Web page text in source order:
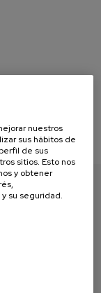
nuestros
sus hábitos de
de sus
sitios. Esto nos
y obtener
su seguridad.